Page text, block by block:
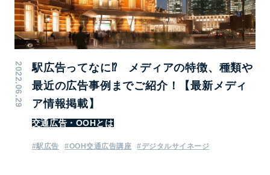
2022.06.29
駅広告ってなに⁉ メディアの特徴、種類や
最近の広告事例までご紹介！【最新メディ
ア情報掲載】
交通広告・OOHとは
#駅広告 #OOH交通広告講座 #デジタルサイネージ